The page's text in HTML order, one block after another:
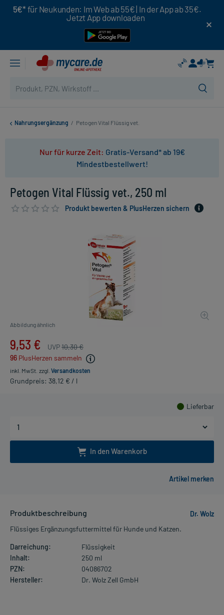
5€* für Neukunden: Im Web ab 55€ | In der App ab 35€.
Jetzt App downloaden
Nahrungsergänzung / Petogen Vital Flüssig vet.
Nur für kurze Zeit: Gratis-Versand* ab 19€
Mindestbestellwert!
Petogen Vital Flüssig vet., 250 ml
Produkt bewerten & PlusHerzen sichern
Abbildung ähnlich
9,53 € UVP10,30 €
96 PlusHerzen sammeln
inkl. MwSt. zzgl. Versandkosten
Grundpreis: 38,12 € / l
Lieferbar
In den Warenkorb
Produktbeschreibung
Dr. Wolz
Flüssiges Ergänzungsfuttermittel für Hunde und Katzen.
Darreichung:
Flüssigkeit
Inhalt:
250 ml
PZN:
04086702
Hersteller:
Dr. Wolz Zell GmbH